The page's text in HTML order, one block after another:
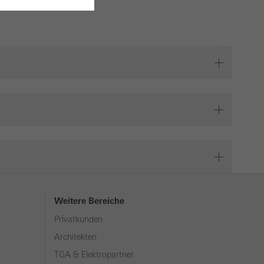
Weitere Bereiche
Privatkunden
Architekten
TGA & Elektropartner
und